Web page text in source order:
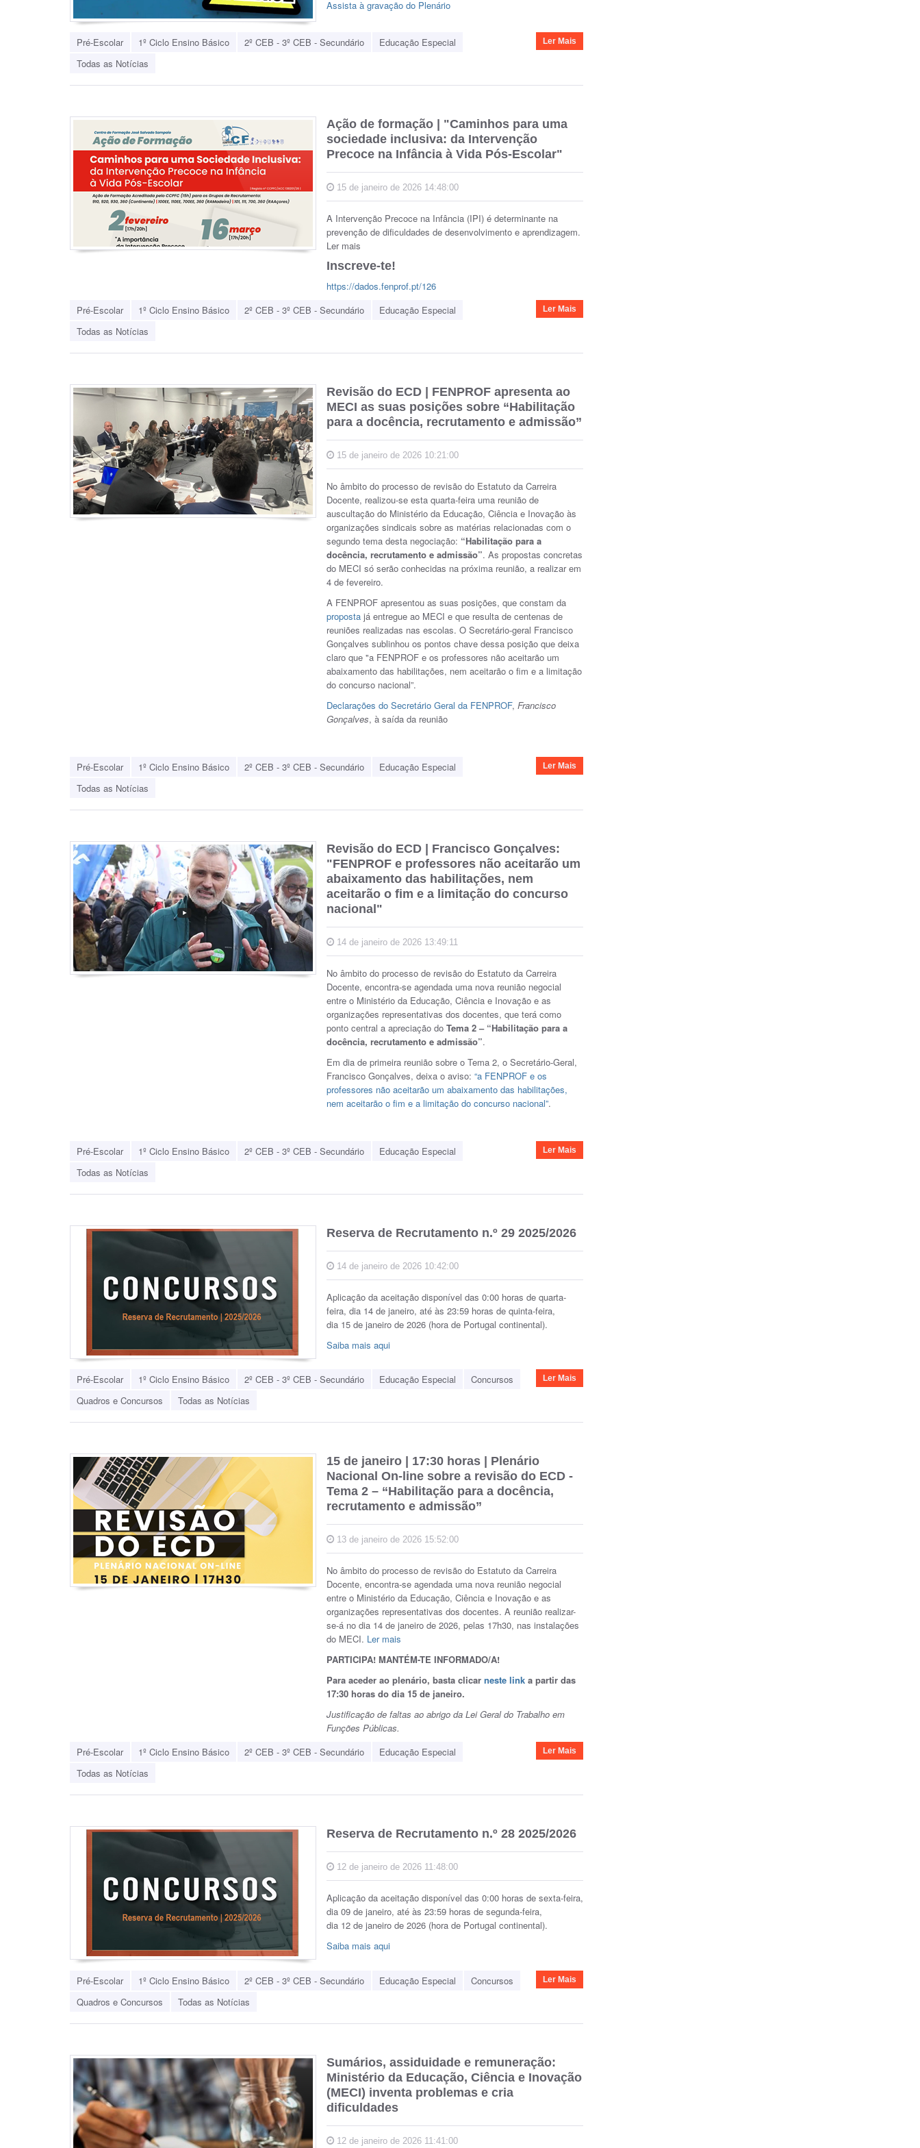
Assista à gravação do Plenário
Pré-Escolar 1º Ciclo Ensino Básico 2º CEB - 3º CEB - Secundário
Educação Especial
Todas as Notícias
Ler Mais
Ação de formação | "Caminhos para uma
sociedade inclusiva: da Intervenção
Precoce na Infância à Vida Pós-Escolar"
15 de janeiro de 2026 14:48:00
A Intervenção Precoce na Infância (IPI) é determinante na
prevenção de dificuldades de desenvolvimento e aprendizagem.
Ler mais
Inscreve-te!
https://dados.fenprof.pt/126
Pré-Escolar
1º Ciclo Ensino Básico 2º CEB - 3º CEB - Secundário
Educação Especial
Todas as Notícias
Ler Mais
Revisão do ECD | FENPROF apresenta ao
MECI as suas posições sobre “Habilitação
para a docência, recrutamento e admissão”
15 de janeiro de 2026 10:21:00
No âmbito do processo de revisão do Estatuto da Carreira
Docente, realizou-se esta quarta-feira uma reunião de
auscultação do Ministério da Educação, Ciência e Inovação às
organizações sindicais sobre as matérias relacionadas com o
segundo tema desta negociação: “Habilitação para a
docência, recrutamento e admissão”. As propostas concretas
do MECI só serão conhecidas na próxima reunião, a realizar em
4 de fevereiro.
A FENPROF apresentou as suas posições, que constam da
proposta já entregue ao MECI e que resulta de centenas de
reuniões realizadas nas escolas. O Secretário-geral Francisco
Gonçalves sublinhou os pontos chave dessa posição que deixa
claro que "a FENPROF e os professores não aceitarão um
abaixamento das habilitações, nem aceitarão o fim e a limitação
do concurso nacional”.
Declarações do Secretário Geral da FENPROF, Francisco
Gonçalves, à saída da reunião
Pré-Escolar 1º Ciclo Ensino Básico 2º CEB - 3º CEB - Secundário
Educação Especial
Todas as Notícias
Ler Mais
Revisão do ECD | Francisco Gonçalves:
"FENPROF e professores não aceitarão um
abaixamento das habilitações, nem
aceitarão o fim e a limitação do concurso
nacional"
14 de janeiro de 2026 13:49:11
No âmbito do processo de revisão do Estatuto da Carreira
Docente, encontra-se agendada uma nova reunião negocial
entre o Ministério da Educação, Ciência e Inovação e as
organizações representativas dos docentes, que terá como
ponto central a apreciação do Tema 2 – “Habilitação para a
docência, recrutamento e admissão”.
Em dia de primeira reunião sobre o Tema 2, o Secretário-Geral,
Francisco Gonçalves, deixa o aviso: “a FENPROF e os
professores não aceitarão um abaixamento das habilitações,
nem aceitarão o fim e a limitação do concurso nacional”.
Pré-Escolar 1º Ciclo Ensino Básico 2º CEB - 3º CEB - Secundário
Educação Especial
Todas as Notícias
Ler Mais
Reserva de Recrutamento n.º 29 2025/2026
14 de janeiro de 2026 10:42:00
Aplicação da aceitação disponível das 0:00 horas de quarta-
feira, dia 14 de janeiro, até às 23:59 horas de quinta-feira,
dia 15 de janeiro de 2026 (hora de Portugal continental).
Saiba mais aqui
Pré-Escolar 1º Ciclo Ensino Básico 2º CEB - 3º CEB - Secundário Educação Especial
Concursos
Quadros e Concursos
Todas as Notícias
Ler Mais
15 de janeiro | 17:30 horas | Plenário
Nacional On-line sobre a revisão do ECD -
Tema 2 – “Habilitação para a docência,
recrutamento e admissão”
13 de janeiro de 2026 15:52:00
No âmbito do processo de revisão do Estatuto da Carreira
Docente, encontra-se agendada uma nova reunião negocial
entre o Ministério da Educação, Ciência e Inovação e as
organizações representativas dos docentes. A reunião realizar-
se-á no dia 14 de janeiro de 2026, pelas 17h30, nas instalações
do MECI. Ler mais
PARTICIPA! MANTÉM-TE INFORMADO/A!
Para aceder ao plenário, basta clicar neste link a partir das
17:30 horas do dia 15 de janeiro.
Justificação de faltas ao abrigo da Lei Geral do Trabalho em
Funções Públicas.
Pré-Escolar
1º Ciclo Ensino Básico 2º CEB - 3º CEB - Secundário
Educação Especial
Todas as Notícias
Ler Mais
Reserva de Recrutamento n.º 28 2025/2026
12 de janeiro de 2026 11:48:00
Aplicação da aceitação disponível das 0:00 horas de sexta-feira,
dia 09 de janeiro, até às 23:59 horas de segunda-feira,
dia 12 de janeiro de 2026 (hora de Portugal continental).
Saiba mais aqui
Pré-Escolar 1º Ciclo Ensino Básico 2º CEB - 3º CEB - Secundário Educação Especial
Concursos
Quadros e Concursos
Todas as Notícias
Ler Mais
Sumários, assiduidade e remuneração:
Ministério da Educação, Ciência e Inovação
(MECI) inventa problemas e cria
dificuldades
12 de janeiro de 2026 11:41:00